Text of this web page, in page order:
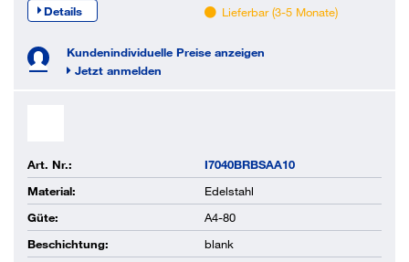
Details Lieferbar (3-5 Monate)
Kundenindividuelle Preise anzeigen
Jetzt anmelden
Art. Nr.:
I7040BRBSAA10
Material:
Edelstahl
Güte:
A4-80
Beschichtung:
blank